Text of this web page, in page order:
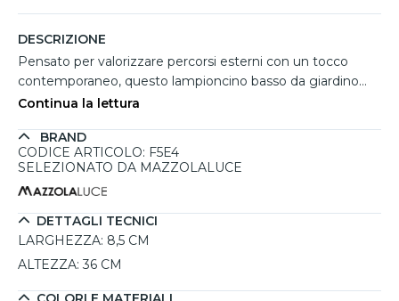
DESCRIZIONE
Pensato per valorizzare percorsi esterni con un tocco
contemporaneo, questo lampioncino basso da giardino
combina una struttura slanciata con una testa inclinata
finitura nera in alluminio e metallo si integra facilmente in
contesti moderni, mentre il diffusore bianco in
di LED integrato da 960 lumen e 3000K, offre
un’illuminazione calda ideale per vialetti e patio. Altezza 36
cm e base da 8,5 cm garantiscono stabilità e praticità.
Continua la lettura
BRAND
CODICE ARTICOLO: F5E4
SELEZIONATO DA MAZZOLALUCE
DETTAGLI TECNICI
LARGHEZZA: 8,5 CM
ALTEZZA: 36 CM